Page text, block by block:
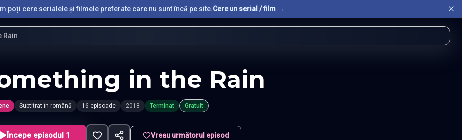
poți cere serialele și filmele preferate care nu sunt încă pe site.Cere un serial / film →
Rain
in the Rain
Subtitrat în română 16 episoade 2018 Terminat Gratuit
Începe episodul 1 Vreau următorul episod